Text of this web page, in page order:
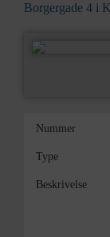
Borgergade 4 i
Nummer
Type
Beskrivelse